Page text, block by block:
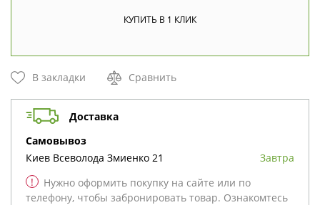
В закладки Сравнить
Доставка
cамовывоз
Киев Всеволода Змиенко 21
Завтра
!
Нужно оформить покупку на сайте или по
телефону, чтобы забронировать товар. Ознакомтесь